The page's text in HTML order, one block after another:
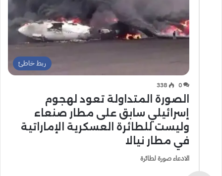
ربط خاطئ
0
338
الصورة المتداولة تعود لهجوم
إسرائيلي سابق على مطار صنعاء
وليست للطائرة العسكرية الإماراتية
في مطار نيالا
الادعاء صورة لطائرة